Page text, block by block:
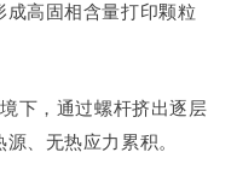
高固相含量打印颗粒
下，通过螺杆挤出逐层
、无热应力累积。